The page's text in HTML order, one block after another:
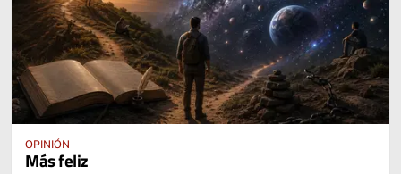
OPINIÓN
Más feliz